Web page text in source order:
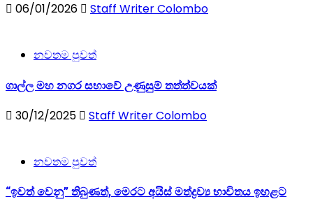
06/01/2026 Staff Writer Colombo
නවතම පුවත්
ගාල්ල මහ නගර සභාවේ උණුසුම් තත්ත්වයක්
30/12/2025 Staff Writer Colombo
නවතම පුවත්
“ඉවත් වෙනු” තිබුණත්, මෙරට අයිස් මත්ද්‍රව්‍ය භාවිතය ඉහළට